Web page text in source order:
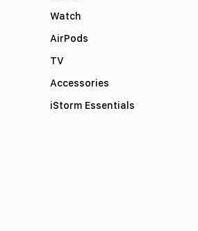
Watch
AirPods
TV
Accessories
iStorm Essentials